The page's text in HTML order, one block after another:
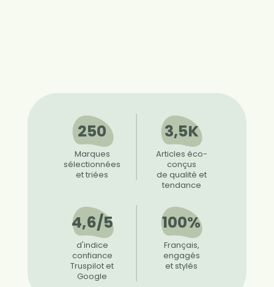
250
Marques
sélectionnées
et triées
3,5K
Articles éco-
conçus
de qualité et
tendance
4,6/5
d'indice
confiance
Truspilot et
Google
100%
Français,
engagés
et stylés